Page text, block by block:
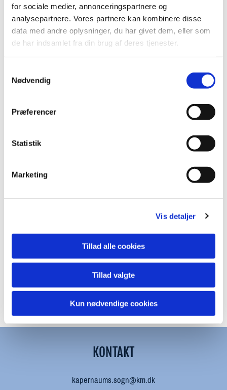
for sociale medier, annonceringspartnere og
analysepartnere. Vores partnere kan kombinere disse
data med andre oplysninger, du har givet dem, eller som
de har indsamlet fra din brug af deres tjenester.
Nødvendig
Præferencer
Statistik
Marketing
Vis detaljer
Tillad alle cookies
Tillad valgte
Kun nødvendige cookies
Du vil måske også kunne
lide...
KONTAKT
kapernaums.sogn@km.dk